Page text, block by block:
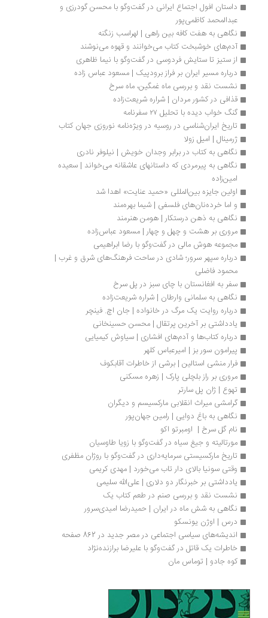
داستان افول اجتماع ایرانی در گفت‌وگو با محسن گودرزی و
عبدالمحمد کاظمی‌پور
نگاهی به هفت کافه بین راهی | لهراسب زنگنه
آدم‌های خوشبخت کتاب می‌خوانند و قهوه می‌نوشند
از ستیز تا ستایش فردوسی در گفت‌وگو با نیما ظاهری
درباره مسیر ایران بر فراز برودپیک | مسعود عباس زاده
نشست نقد و بررسی ماه غمگین، ماه سرخ
قذافی در کشور مردان | شراره شریعت‌زاده
گنگ خواب دیده با تحلیل ۲۷ سفرنامه
تاریخ ایران‌شناسی در روسیه در ویژه‌نامه نوروزی جهان کتاب
ژرمینال | امیل زولا
نگاهی به کتاب در برابر وجدان خویش | نیلوفر نادری
نگاهی به پیرمردی که داستانهای عاشقانه می‌خواند | سعیده
امین‌زاده
اولین جایزه بین‌المللی «حمید عنایت» اهدا شد
و اما خرده‌نان‌های فلسفی | شیما بهره‌مند
نگاهی به ذهن درستکار | هومن هنرمند
مروری بر هشت و چهل و چهار | مسعود عباس‌زاده
مجموعه هوش مالی در گفت‌وگو با رضا ابراهیمی
درباره سپهر سرور؛ شادی در ساحت فرهنگ‌های شرق و غرب |
محمود فاضلی
سفر به افغانستان با چای سبز در پل سرخ
نگاهی به سلمانی وارطان | شراره شریعت‌زاده
درباره روایت یک مرگ در خانواده | جان اچ. فینچر
یادداشتی بر آخرین پرتقال | محسن حسینخانی
درباره کتاب‌ها و آدم‌های افشاری | سیاوش کیمیایی
پیرامون سور بز | امیرعباس کلهر
فرار منشی استالین | برشی از خاطرات آقابکوف
مروری بر راز بلچلی پارک | زهره مسکنی
تهوع | ژان پل سارتر
گرامشی میراث انقلابی مارکسیسم و دیگران
نگاهی به باغ دوایی | رامین جهان‌پور
نام گل سرخ |  اومبرتو اکو
مورتالیته و جیغ سیاه در گفت‌وگو با زویا طاوسیان
تاریخ مارکسیستی سرمایه‌داری در گفت‌وگو با روژان مظفری
وقتی سونیا بالای‌ دار تاب می‌خورد | مهدی کریمی
یادداشتی بر خبرنگار دو دلاری | علی‌الله سلیمی
نشست نقد و بررسی صنم در طعم کتاب یک
نگاهی به شش ماه در ایران | حمیدرضا امیدی‌سرور
درس | اوژن یونسکو
اندیشه‌های سیاسی اجتماعی در مصر جدید در 862 صفحه
خاطرات یک قاتل در گفت‌وگو با علیرضا برازنده‌نژاد
کوه جادو | توماس مان